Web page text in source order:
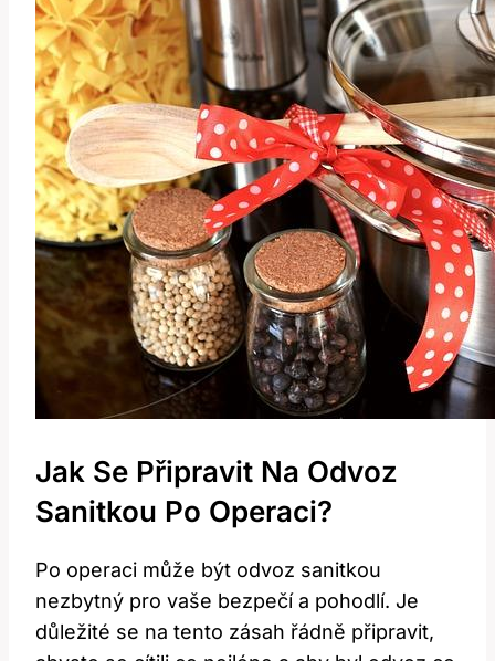
Jak Se Připravit Na Odvoz
Sanitkou Po Operaci?
Po operaci může být odvoz sanitkou
nezbytný pro vaše bezpečí a pohodlí. Je
důležité se na tento zásah řádně připravit,